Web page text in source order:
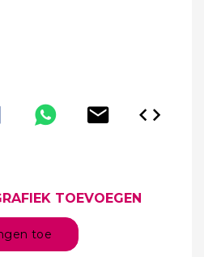
TOEVOEGEN
toe